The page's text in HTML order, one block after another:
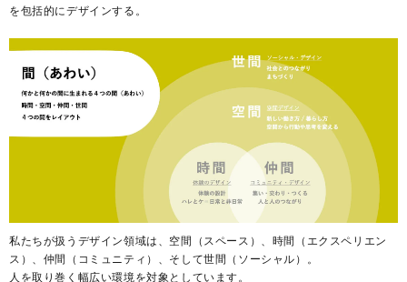
を包括的にデザインする。
私たちが扱うデザイン領域は、空間（スペース）、時間（エクスペリエン
ス）、仲間（コミュニティ）、そして世間（ソーシャル）。
人を取り巻く幅広い環境を対象としています。